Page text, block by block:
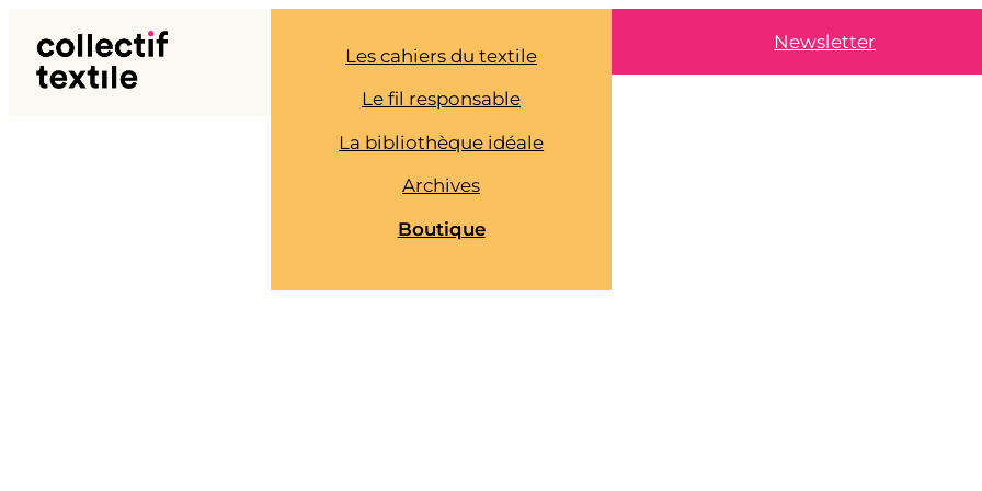
contenu
Les cahiers du textile
Le fil responsable
La bibliothèque idéale
Archives
Boutique
Newsletter